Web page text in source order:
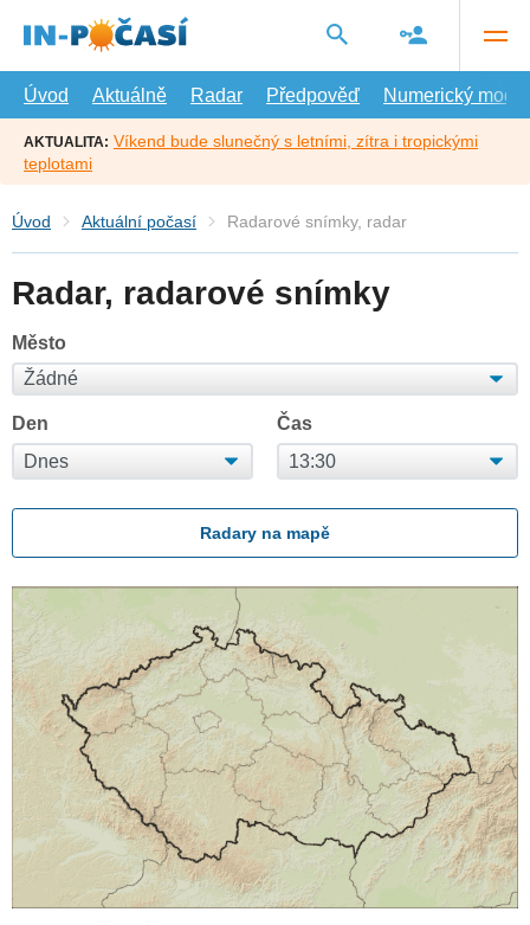
hlavní
Úvod
Aktuálně Radar Předpověď Numerický model
AKTUALITA: Víkend bude slunečný s letními, zítra i tropickými
teplotami
Úvod Aktuální počasí Radarové snímky, radar
Radar, radarové snímky
Město
Den Čas
Radary na mapě